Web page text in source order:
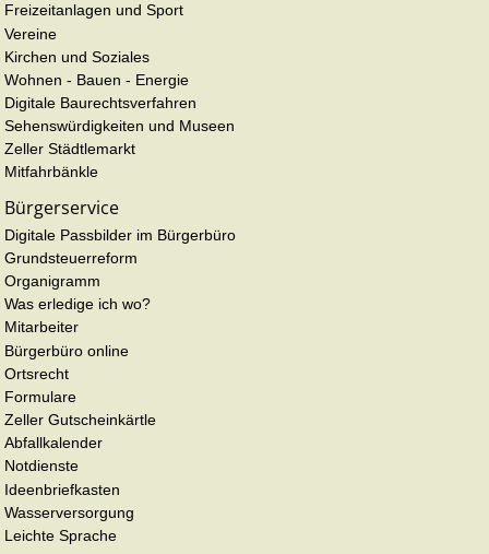
Freizeitanlagen und Sport
Vereine
Kirchen und Soziales
Wohnen - Bauen - Energie
Digitale Baurechtsverfahren
Sehenswürdigkeiten und Museen
Zeller Städtlemarkt
Mitfahrbänkle
Bürgerservice
Digitale Passbilder im Bürgerbüro
Grundsteuerreform
Organigramm
Was erledige ich wo?
Mitarbeiter
Bürgerbüro online
Ortsrecht
Formulare
Zeller Gutscheinkärtle
Abfallkalender
Notdienste
Ideenbriefkasten
Wasserversorgung
Leichte Sprache